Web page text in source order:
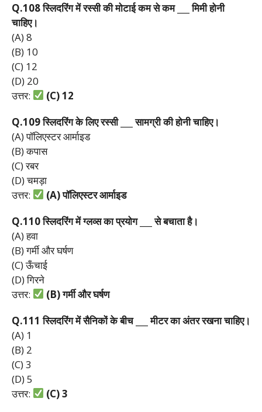
Q.108स्लिदरिंगमेंरस्सीकीमोटाईकमसेकम ___मिमीहोनी
चाहिए।
(A) 8
(B) 10
(C) 12
(D) 20
उत्तर:
(C) 12
Q.109स्लिदरिंगकेलिएरस्सी ___सामग्रीकीहोनीचाहिए।
(A) पॉलिएस्टर आर्माइड
(B) कपास
(C) रबर
(D) चमड़ा
उत्तर:
(A)पॉलिएस्टरआर्माइड
Q.110स्लिदरिंगमेंग्लव्सकाप्रयोग ___सेबचाताहै।
(A) हवा
(B) गर्मी और घर्षण
(C) ऊँचाई
(D) गिरने
उत्तर:
(B)गर्मीऔरघर्षण
Q.111स्लिदरिंगमेंसैनिकोंकेबीच ___मीटरकाअंतररखनाचाहिए।
(A) 1
(B) 2
(C) 3
(D) 5
उत्तर:
(C) 3